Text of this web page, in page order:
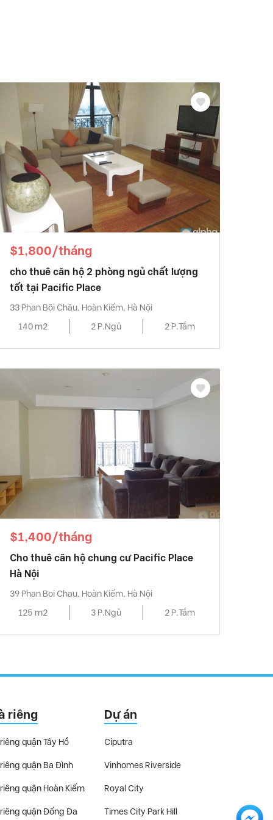
$1,800/tháng
cho thuê căn hộ 2 phòng ngủ chất lượng
tốt tại Pacific Place
33 Phan Bội Châu, Hoàn Kiếm, Hà Nội
140 m2
2 P.Ngủ 2 P.Tắm
$1,400/tháng
Cho thuê căn hộ chung cư Pacific Place
Hà Nội
39 Phan Boi Chau, Hoàn Kiếm, Hà Nội
125 m2
3 P.Ngủ 2 P.Tắm
riêng
quận Tây Hồ
quận Ba Đình
quận Hoàn Kiếm
quận Đống Đa
Dự án
Ciputra
Vinhomes Riverside
Royal City
Times City Park Hill